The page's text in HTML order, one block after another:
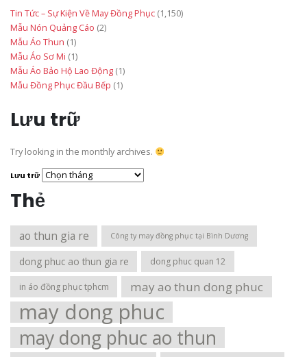
Tin Tức – Sự Kiện Về May Đồng Phục (1,150)
Mẫu Nón Quảng Cáo (2)
Mẫu Áo Thun (1)
Mẫu Áo Sơ Mi (1)
Mẫu Áo Bảo Hộ Lao Động (1)
Mẫu Đồng Phục Đầu Bếp (1)
Lưu trữ
Try looking in the monthly archives.
Lưu trữ
Thẻ
ao thun gia re Công ty may đồng phục tại Bình Dương
dong phuc ao thun gia re dong phuc quan 12
in áo đồng phục tphcm may ao thun dong phuc
may dong phuc
may dong phuc ao thun